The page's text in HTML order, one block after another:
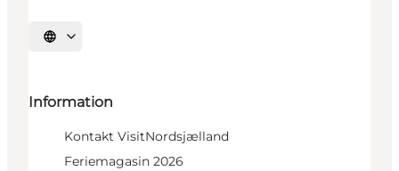
Vælg sprog
Information
Kontakt VisitNordsjælland
Feriemagasin 2026